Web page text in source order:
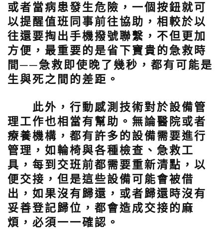
或者當病患發生危險，一個按鈕就可
以提醒值班同事前往協助，相較於以
往還要掏出手機撥號聯繫，不但更加
方便，最重要的是省下寶貴的急救時
間──急救即使晚了幾秒，都有可能是
生與死之間的差距。
此外，行動感測技術對於設備管
理工作也相當有幫助。無論醫院或者
療養機構，都有許多的設備需要進行
管理，如輪椅與各種檢查、急救工
具，每到交班前都需要重新清點，以
便交接，但是這些設備可能會被借
出，如果沒有歸還，或者歸還時沒有
妥善登記歸位，都會造成交接的麻
煩，必須一一確認。